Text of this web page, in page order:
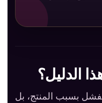
الدليل؟
بسبب المنتج، بل